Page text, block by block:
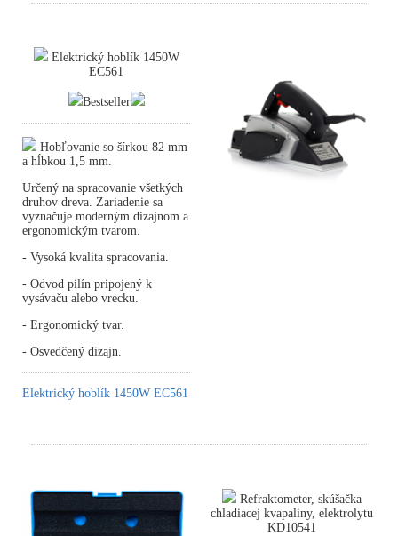
Elektrický hoblík 1450W
EC561
Bestseller
Hobľovanie so šírkou 82 mm
a hĺbkou 1,5 mm.
Určený na spracovanie všetkých
druhov dreva. Zariadenie sa
vyznačuje moderným dizajnom a
ergonomickým tvarom.
- Vysoká kvalita spracovania.
- Odvod pilín pripojený k
vysávaču alebo vrecku.
- Ergonomický tvar.
- Osvedčený dizajn.
Elektrický hoblík 1450W EC561
Refraktometer, skúšačka
chladiacej kvapaliny, elektrolytu
KD10541